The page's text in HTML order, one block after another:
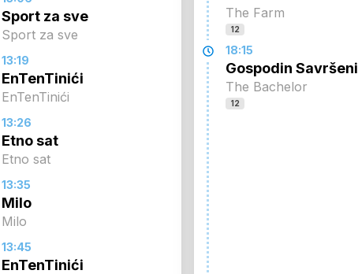
Sport za sve
Sport za sve
13:19
EnTenTinići
EnTenTinići
13:26
Etno sat
Etno sat
13:35
Milo
Milo
13:45
EnTenTinići
The Farm
12
18:15
Gospodin Savršeni
The Bachelor
12